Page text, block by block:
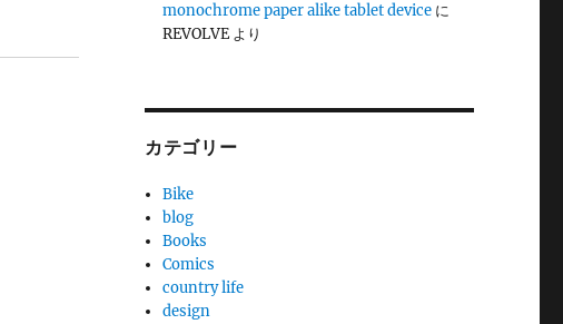
monochrome paper alike tablet device に
REVOLVE より
カテゴリー
Bike
blog
Books
Comics
country life
design